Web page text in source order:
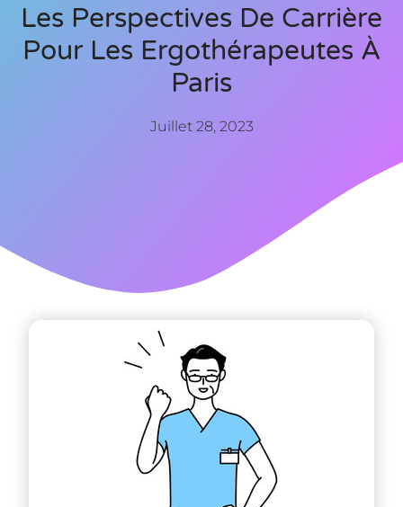
Les Perspectives De Carrière
Pour Les Ergothérapeutes À
Paris
Juillet 28, 2023